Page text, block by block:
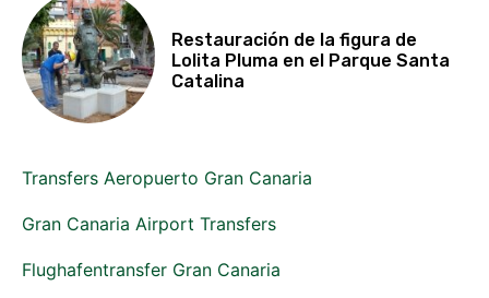
Restauración de la figura de
Lolita Pluma en el Parque Santa
Catalina
Transfers Aeropuerto Gran Canaria
Gran Canaria Airport Transfers
Flughafentransfer Gran Canaria